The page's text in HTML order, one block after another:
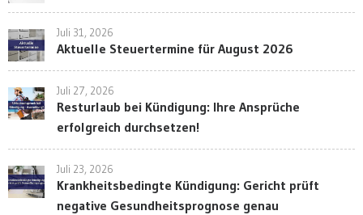
Juli 31, 2026
Aktuelle Steuertermine für August 2026
Juli 27, 2026
Resturlaub bei Kündigung: Ihre Ansprüche
erfolgreich durchsetzen!
Juli 23, 2026
Krankheitsbedingte Kündigung: Gericht prüft
negative Gesundheitsprognose genau